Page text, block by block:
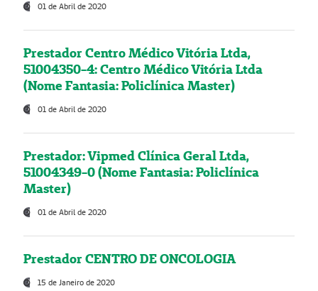
01 de Abril de 2020
Prestador Centro Médico Vitória Ltda,
51004350-4: Centro Médico Vitória Ltda
(Nome Fantasia: Policlínica Master)
01 de Abril de 2020
Prestador: Vipmed Clínica Geral Ltda,
51004349-0 (Nome Fantasia: Policlínica
Master)
01 de Abril de 2020
Prestador CENTRO DE ONCOLOGIA
15 de Janeiro de 2020